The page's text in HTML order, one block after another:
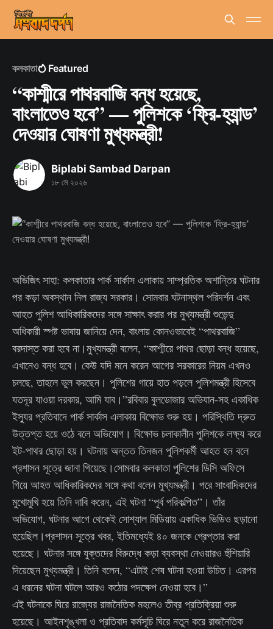
কলকাতা Featured
“কাশ্মীরে পাথরবাজি বন্ধ হয়েছে,
বাংলাতেও হবে” — পুলিশকে ‘ফ্রি-হ্যান্ড’
দেওয়ার ঘোষণা মুখ্যমন্ত্রী!
Biplabi Sambad Darpan
১৮ মে ২০২৬
অভিজিৎ সাহা: কলকাতার পার্ক সার্কাস এলাকায় সাম্প্রতিক অশান্তির ঘটনার
পর কড়া অবস্থান নিল রাজ্য সরকার। সোমবার ঘটনাস্থল পরিদর্শন এবং
আহত পুলিশ আধিকারিকদের সঙ্গে সাক্ষাৎ করার পর মুখ্যমন্ত্রী শুভেন্দু
অধিকারী স্পষ্ট ভাষায় জানিয়ে দেন, বাংলায় কোনওভাবেই “পাথরবাজি”
বরদাস্ত করা হবে না।মুখ্যমন্ত্রী বলেন, “কাশ্মীরে পাথর ছোড়া বন্ধ হয়েছে,
এখানেও বন্ধ হবে। কেউ যদি মনে করেন আগের সরকারের নিয়ম এখনও
চলছে, তাহলে ভুল করছেন। পুলিশের গায়ে হাত পড়লে পুলিশমন্ত্রী হিসেবে
যতদূর যাওয়া দরকার, আমি যাব।”রবিবার বুলডোজার অভিযান-সহ একাধিক
ইস্যুর প্রতিবাদে পার্ক সার্কাস এলাকায় বিক্ষোভ শুরু হয়। পরিস্থিতি দ্রুত
উত্তপ্ত হয়ে ওঠে বলে অভিযোগ। বিক্ষোভ চলাকালীন পুলিশকে লক্ষ্য করে
ইট-পাথর ছোড়া হয়। ঘটনায় অন্তত তিনজন পুলিশকর্মী আহত হন বলে
প্রশাসন সূত্রে জানা গিয়েছে।সোমবার কলকাতা পুলিশের ডিসি অফিসে
গিয়ে আহত আধিকারিকদের সঙ্গে কথা বলেন মুখ্যমন্ত্রী। পরে সাংবাদিকদের
মুখোমুখি হয়ে তিনি দাবি করেন, এই ঘটনা “পূর্ব পরিকল্পিত”। তাঁর
অভিযোগ, ঘটনার আগে থেকেই সোশ্যাল মিডিয়ায় একাধিক ভিডিও ছড়ানো
হয়েছিল।প্রশাসন সূত্রে খবর, ইতিমধ্যেই ৪০ জনকে গ্রেপ্তার করা
হয়েছে। ঘটনার সঙ্গে যুক্তদের বিরুদ্ধে কড়া ব্যবস্থা নেওয়ারও হুঁশিয়ারি
দিয়েছেন মুখ্যমন্ত্রী। তিনি বলেন, “এটাই শেষ ঘটনা হওয়া উচিত। এরপর
এ ধরনের ঘটনা ঘটলে আরও কঠোর পদক্ষেপ নেওয়া হবে।”
এই ঘটনাকে ঘিরে রাজ্যের রাজনৈতিক মহলেও তীব্র প্রতিক্রিয়া শুরু
হয়েছে। আইনশৃঙ্খলা ও প্রতিবাদ কর্মসূচি ঘিরে নতুন করে রাজনৈতিক